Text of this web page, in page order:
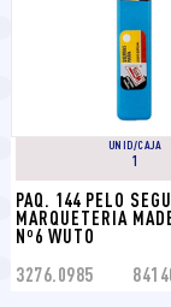
UNID/CAJA
1
PAQ. 144 PELO
MARQUETERIA
Nº6 WUTO
3276.0985